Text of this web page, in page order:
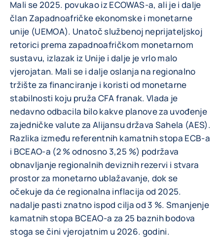
Mali se 2025. povukao iz ECOWAS-a, ali je i dalje
član Zapadnoafričke ekonomske i monetarne
unije (UEMOA). Unatoč službenoj neprijateljskoj
retorici prema zapadnoafričkom monetarnom
sustavu, izlazak iz Unije i dalje je vrlo malo
vjerojatan. Mali se i dalje oslanja na regionalno
tržište za financiranje i koristi od monetarne
stabilnosti koju pruža CFA franak. Vlada je
nedavno odbacila bilo kakve planove za uvođenje
zajedničke valute za Alijansu država Sahela (AES).
Razlika između referentnih kamatnih stopa ECB-a
i BCEAO-a (2 % odnosno 3,25 %) podržava
obnavljanje regionalnih deviznih rezervi i stvara
prostor za monetarno ublažavanje, dok se
očekuje da će regionalna inflacija od 2025.
nadalje pasti znatno ispod cilja od 3 %. Smanjenje
kamatnih stopa BCEAO-a za 25 baznih bodova
stoga se čini vjerojatnim u 2026. godini.